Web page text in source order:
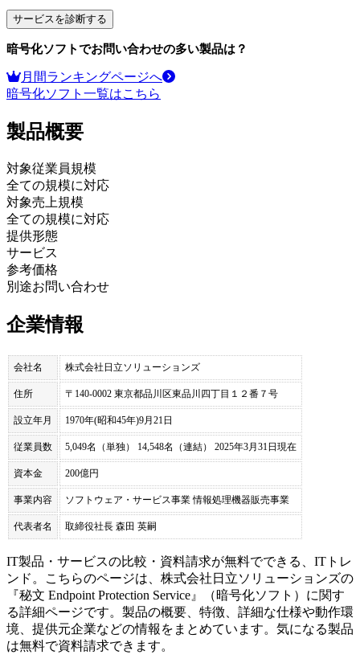
サービスを診断する
暗号化ソフトでお問い合わせの多い製品は？
月間ランキングページへ
暗号化ソフト 一覧はこちら
製品概要
対象従業員規模
全ての規模に対応
対象売上規模
全ての規模に対応
提供形態
サービス
参考価格
別途お問い合わせ
企業情報
会社名 株式会社日立ソリューションズ
住所 〒140-0002 東京都品川区東品川四丁目１２番７号
設立年月 1970年(昭和45年)9月21日
従業員数 5,049名（単独） 14,548名（連結） 2025年3月31日現在
資本金 200億円
事業内容 ソフトウェア・サービス事業 情報処理機器販売事業
代表者名 取締役社長 森田 英嗣
IT製品・サービスの比較・資料請求が無料でできる、ITトレ
ンド。こちらのページは、 株式会社日立ソリューションズの
『秘文 Endpoint Protection Service 』（暗号化ソフト ）に関す
る詳細ページです。製品の概要、特徴、詳細な仕様や動作環
境、提供元企業などの情報をまとめています。気になる製品
は無料で資料請求できます。